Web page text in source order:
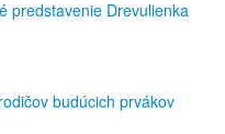
predstavenie Drevulienka
budúcich prvákov